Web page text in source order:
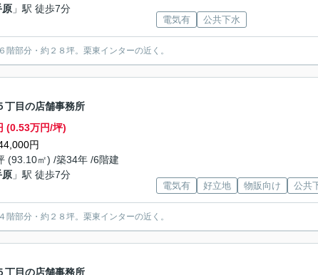
原 」駅 徒歩7分
電気有 公共下水
部分・約２８坪。栗東インターの近く。
丁目の店舗事務所
(0.53万円/坪)
円
(93.10㎡) /築34年 /6階建
原 」駅 徒歩7分
電気有 好立地 物販向け 公共
部分・約２８坪。栗東インターの近く。
丁目の店舗事務所